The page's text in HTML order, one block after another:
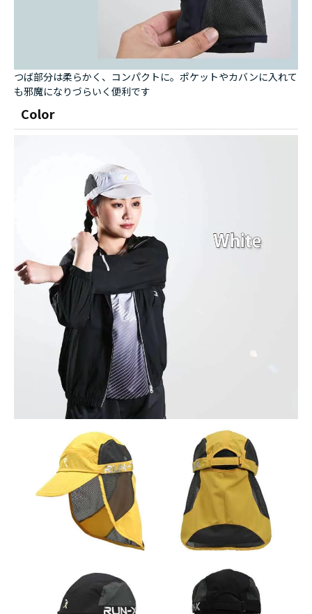
つば部分は柔らかく、コンパクトに。ポケットやカバンに入れて
も邪魔になりづらいく便利です
Color